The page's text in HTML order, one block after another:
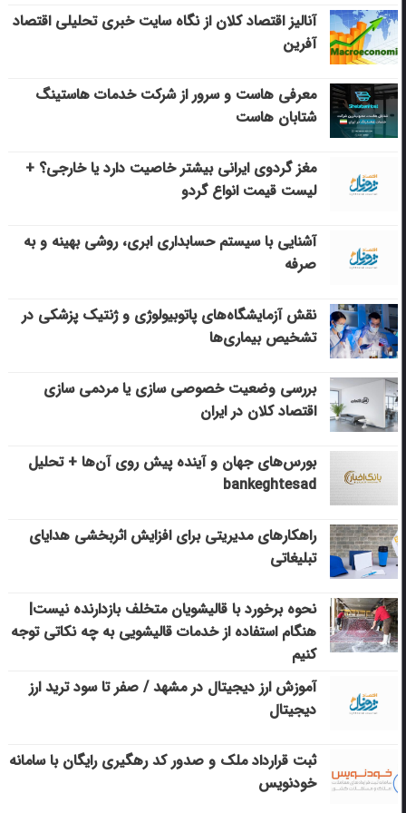
آنالیز اقتصاد کلان از نگاه سایت خبری تحلیلی اقتصاد
آفرین
معرفی هاست و سرور از شرکت خدمات هاستینگ
شتابان هاست
مغز گردوی ایرانی بیشتر خاصیت دارد یا خارجی؟ +
لیست قیمت انواع گردو
آشنایی با سیستم حسابداری ابری، روشی بهینه و به
صرفه
نقش آزمایشگاه‌های پاتوبیولوژی و ژنتیک پزشکی در
تشخیص بیماری‌ها
بررسی وضعیت خصوصی سازی یا مردمی سازی
اقتصاد کلان در ایران
بورس‌های جهان و آینده پیش روی آن‌ها + تحلیل
bankeghtesad
راهکارهای مدیریتی برای افزایش اثربخشی هدایای
تبلیغاتی
نحوه برخورد با قالیشویان متخلف بازدارنده نیست|
هنگام استفاده از خدمات قالیشویی به چه نکاتی توجه
کنیم
آموزش ارز دیجیتال در مشهد / صفر تا سود ترید ارز
دیجیتال
ثبت قرارداد ملک و صدور کد رهگیری رایگان با سامانه
خودنویس